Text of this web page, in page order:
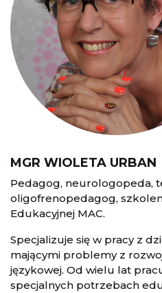
MGR WIOLETA URBAN
Pedagog, neurologopeda,
oligofrenopedagog,
Edukacyjnej MAC.
Specjalizuje się w pracy z
mającymi problemy z
językowej. Od wielu lat
specjalnych potrzebach